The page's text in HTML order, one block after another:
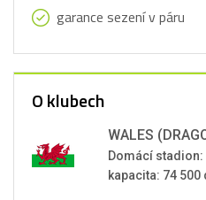
garance sezení v páru
O klubech
WALES
Domácí
kapacita: 74 500